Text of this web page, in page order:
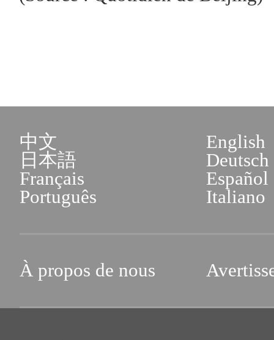
中文
English
日本語
Deutsch
Français
Español
Português
Italiano
À propos de nous